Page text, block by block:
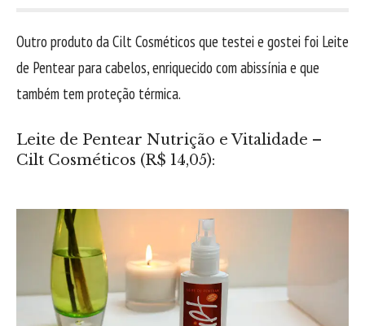
Outro produto da Cilt Cosméticos que testei e gostei foi Leite
de Pentear para cabelos, enriquecido com abissínia e que
também tem proteção térmica.
Leite de Pentear Nutrição e Vitalidade –
Cilt Cosméticos (R$ 14,05):